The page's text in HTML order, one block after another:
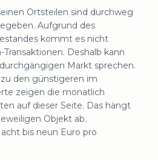
Ortsteilen sind durchweg
Aufgrund des
kommt es nicht
Deshalb kann
Markt sprechen.
den günstigeren im
zeigen die monatlich
auf dieser Seite. Das hängt
Objekt ab.
bis neun Euro pro